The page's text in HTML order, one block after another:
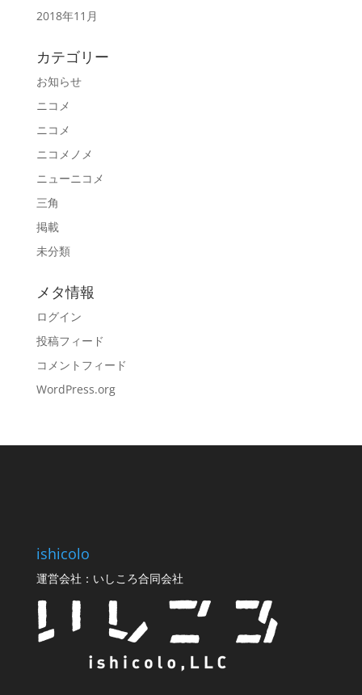
2018年11月
カテゴリー
お知らせ
ニコメ
ニコメ
ニコメノメ
ニューニコメ
三角
掲載
未分類
メタ情報
ログイン
投稿フィード
コメントフィード
WordPress.org
ishicolo
運営会社：いしころ合同会社